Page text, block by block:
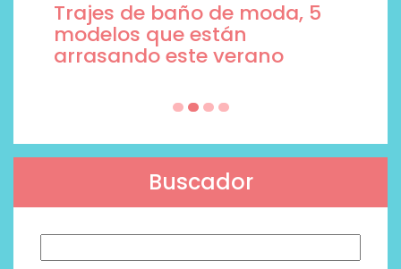
Trajes de baño de moda, 5
modelos que están
arrasando este verano
Buscador